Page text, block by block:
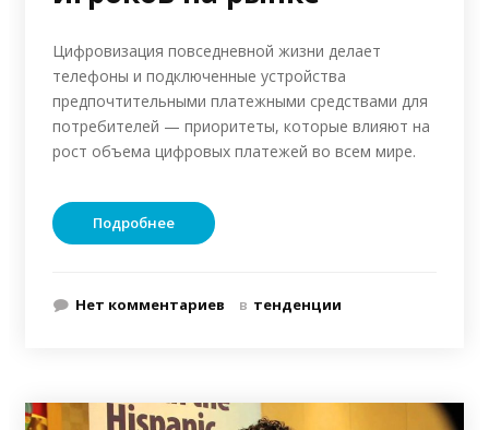
Цифровизация повседневной жизни делает
телефоны и подключенные устройства
предпочтительными платежными средствами для
потребителей — приоритеты, которые влияют на
рост объема цифровых платежей во всем мире.
Подробнее
Нет комментариев в тенденции